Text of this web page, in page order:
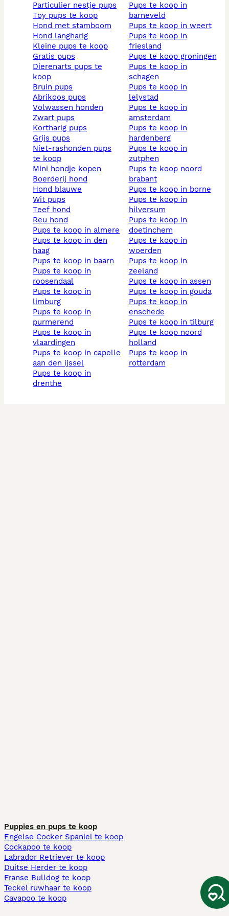
particulier nestje pups
toy pups te koop
hond met stamboom
hond langharig
kleine pups te koop
gratis pups
dierenarts pups te
koop
bruin pups
abrikoos pups
volwassen honden
zwart pups
kortharig pups
grijs pups
niet-rashonden pups
te koop
mini hondje kopen
boerderij hond
hond blauwe
wit pups
teef hond
reu hond
pups te koop in almere
pups te koop in den
haag
pups te koop in baarn
pups te koop in
roosendaal
pups te koop in
limburg
pups te koop in
purmerend
pups te koop in
vlaardingen
pups te koop in capelle
aan den ijssel
pups te koop in
drenthe
pups te koop in
barneveld
pups te koop in weert
pups te koop in
friesland
pups te koop groningen
pups te koop in
schagen
pups te koop in
lelystad
pups te koop in
amsterdam
pups te koop in
hardenberg
pups te koop in
zutphen
pups te koop noord
brabant
pups te koop in borne
pups te koop in
hilversum
pups te koop in
doetinchem
pups te koop in
woerden
pups te koop in
zeeland
pups te koop in assen
pups te koop in gouda
pups te koop in
enschede
pups te koop in tilburg
pups te koop noord
holland
pups te koop in
rotterdam
Puppies en pups te koop
Engelse Cocker Spaniel te koop
Cockapoo te koop
Labrador Retriever te koop
Duitse Herder te koop
Franse Bulldog te koop
Teckel ruwhaar te koop
Cavapoo te koop